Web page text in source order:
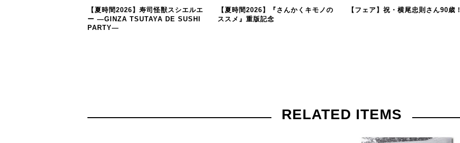
【夏時間2026】寿司怪獣スシエルエ
ー ―GINZA TSUTAYA DE SUSHI
PARTY―
【夏時間2026】『さんかくキモノの
ススメ』重版記念
【フェア】祝・横尾忠則さん90歳！
RELATED ITEMS